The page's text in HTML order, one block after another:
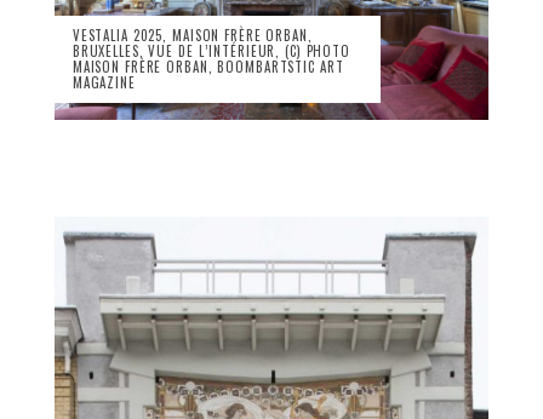
VESTALIA 2025, MAISON FRÈRE ORBAN,
BRUXELLES, VUE DE L’INTÉRIEUR, (C) PHOTO
MAISON FRÈRE ORBAN, BOOMBARTSTIC ART
MAGAZINE